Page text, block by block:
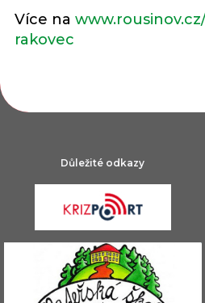
Více na
rakovec
Důležité odkazy